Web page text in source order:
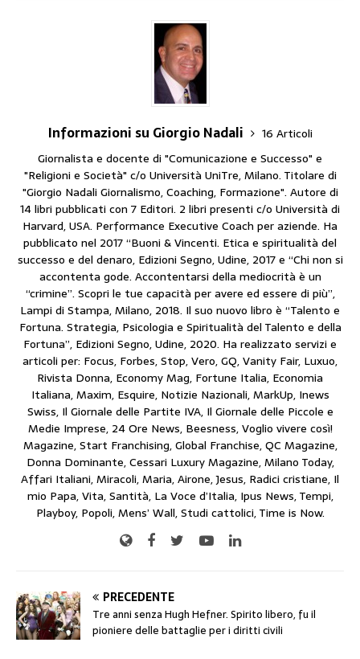
Informazioni su Giorgio Nadali
16 Articoli
Giornalista e docente di "Comunicazione e Successo" e
"Religioni e Società" c/o Università UniTre, Milano. Titolare di
"Giorgio Nadali Giornalismo, Coaching, Formazione". Autore di
14 libri pubblicati con 7 Editori. 2 libri presenti c/o Università di
Harvard, USA. Performance Executive Coach per aziende. Ha
pubblicato nel 2017 “Buoni & Vincenti. Etica e spiritualità del
successo e del denaro, Edizioni Segno, Udine, 2017 e “Chi non si
accontenta gode. Accontentarsi della mediocrità è un
“crimine”. Scopri le tue capacità per avere ed essere di più”,
Lampi di Stampa, Milano, 2018. Il suo nuovo libro è “Talento e
Fortuna. Strategia, Psicologia e Spiritualità del Talento e della
Fortuna”, Edizioni Segno, Udine, 2020. Ha realizzato servizi e
articoli per: Focus, Forbes, Stop, Vero, GQ, Vanity Fair, Luxuo,
Rivista Donna, Economy Mag, Fortune Italia, Economia
Italiana, Maxim, Esquire, Notizie Nazionali, MarkUp, Inews
Swiss, Il Giornale delle Partite IVA, Il Giornale delle Piccole e
Medie Imprese, 24 Ore News, Beesness, Voglio vivere così!
Magazine, Start Franchising, Global Franchise, QC Magazine,
Donna Dominante, Cessari Luxury Magazine, Milano Today,
Affari Italiani, Miracoli, Maria, Airone, Jesus, Radici cristiane, Il
mio Papa, Vita, Santità, La Voce d’Italia, Ipus News, Tempi,
Playboy, Popoli, Mens’ Wall, Studi cattolici, Time is Now.
PRECEDENTE
Tre anni senza Hugh Hefner. Spirito libero, fu il
pioniere delle battaglie per i diritti civili